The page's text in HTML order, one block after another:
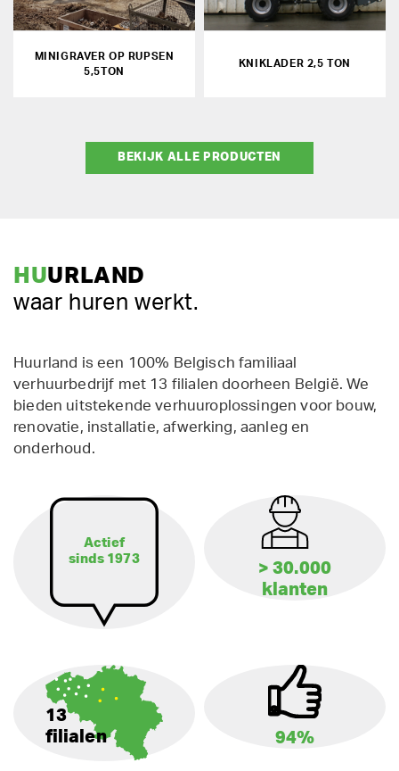
MINIGRAVER OP RUPSEN
5,5TON
KNIKLADER 2,5 TON
BEKIJK ALLE PRODUCTEN
HUURLAND
waar huren werkt.
Huurland is een 100% Belgisch familiaal
verhuurbedrijf met 13 filialen doorheen België. We
bieden uitstekende verhuuroplossingen voor bouw,
renovatie, installatie, afwerking, aanleg en
onderhoud.
Actief
sinds 1973
> 30.000
klanten
13
filialen
94%